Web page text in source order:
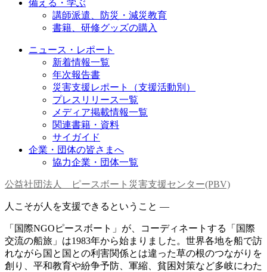
備える・学ぶ
講師派遣、防災・減災教育
書籍、研修グッズの購入
ニュース・レポート
新着情報一覧
年次報告書
災害支援レポート（支援活動別）
プレスリリース一覧
メディア掲載情報一覧
関連書籍・資料
サイガイド
企業・団体の皆さまへ
協力企業・団体一覧
公益社団法人 ピースボート災害支援センター(PBV)
人こそが人を支援できるということ —
「国際NGOピースボート」が、コーディネートする「国際
交流の船旅」は1983年から始まりました。世界各地を船で訪
れながら国と国との利害関係とは違った草の根のつながりを
創り、平和教育や紛争予防、軍縮、貧困対策など多岐にわた